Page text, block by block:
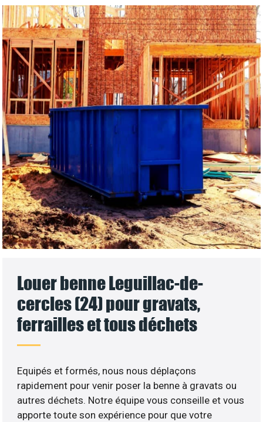
Louer benne Leguillac-de-
cercles (24) pour gravats,
ferrailles et tous déchets
Equipés et formés, nous nous déplaçons
rapidement pour venir poser la benne à gravats ou
autres déchets. Notre équipe vous conseille et vous
apporte toute son expérience pour que votre